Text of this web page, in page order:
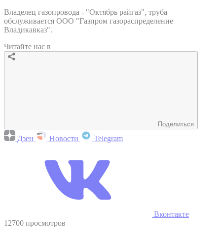
Владелец газопровода - "Октябрь райгаз", труба
обслуживается ООО "Газпром газораспределение
Владикавказ".
Читайте нас в
Поделиться
Дзен Новости Telegram
Вконтакте
12700 просмотров